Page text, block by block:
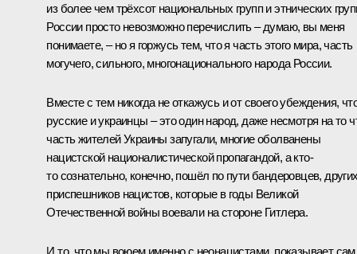
из более чем трёхсот национальных групп и этнических
России просто невозможно перечислить – думаю, вы меня
понимаете, – но я горжусь тем, что я часть этого мира, часть
могучего, сильного, многонационального народа России.
Вместе с тем никогда не откажусь и от своего убеждения,
русские и украинцы – это один народ, даже несмотря на то
часть жителей Украины запугали, многие оболванены
нацистской националистической пропагандой, а кто-
то сознательно, конечно, пошёл по пути бандеровцев,
приспешников нацистов, которые в годы Великой
Отечественной войны воевали на стороне Гитлера.
И то, что мы воюем именно с неонацистами, показывает сам